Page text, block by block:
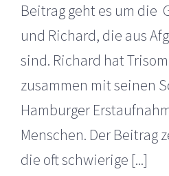
Beitrag geht es um die
und Richard, die aus
sind. Richard hat
zusammen mit seinen
Hamburger
Menschen. Der Beitrag
die oft schwierige [...]